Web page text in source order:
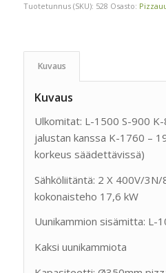
Tuotetunnus (SKU): 528 Osasto:
Kuvaus
Kuvaus
Ulkomitat: L-1500 S-900 K-
jalustan kanssa K-1760 –
korkeus säädettävissä)
Sähköliitäntä: 2 X 400V/3N/
kokonaisteho 17,6 kW
Uunikammion sisämitta: L-
Kaksi uunikammiota